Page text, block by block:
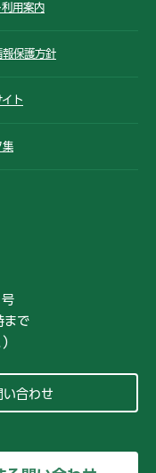
用案内
報保護方針
ト
集
まで
い合わせ